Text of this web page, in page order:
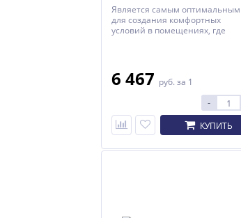
Является самым оптимальным
для создания комфортных
условий в помещениях, где
6 467 руб. за 1
-
КУПИТЬ